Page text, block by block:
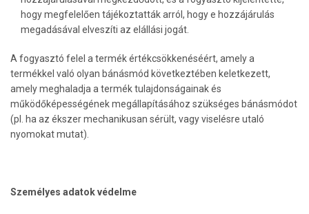
hogy megfelelően tájékoztatták arról, hogy e hozzájárulás
megadásával elveszíti az elállási jogát.
A fogyasztó felel a termék értékcsökkenéséért, amely a
termékkel való olyan bánásmód következtében keletkezett,
amely meghaladja a termék tulajdonságainak és
működőképességének megállapításához szükséges bánásmódot
(pl. ha az ékszer mechanikusan sérült, vagy viselésre utaló
nyomokat mutat).
Személyes adatok védelme